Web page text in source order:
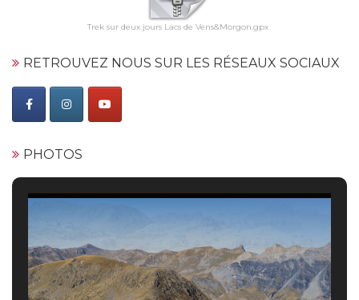
Trek sur deux jours Lacs de Vens&Morgon.gpx
RETROUVEZ NOUS SUR LES RÉSEAUX SOCIAUX
PHOTOS